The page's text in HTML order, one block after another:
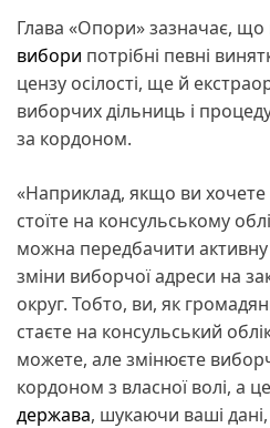
Глава «Опори» зазначає, що
вибори потрібні певні
цензу осілості, ще й
виборчих дільниць і
за кордоном.
«Наприклад, якщо ви хочете
стоїте на консульському
можна передбачити активну
зміни виборчої адреси на
округ. Тобто, ви, як
стаєте на консульський
можете, але змінюєте
кордоном з власної волі, а
держава, шукаючи ваші